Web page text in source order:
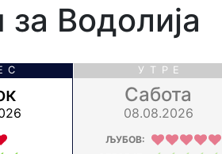
Водолија
УТРЕ
Сабота
08.08.2026
ЉУБОВ: